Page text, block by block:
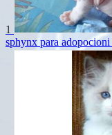
1
sphynx para adopocioni